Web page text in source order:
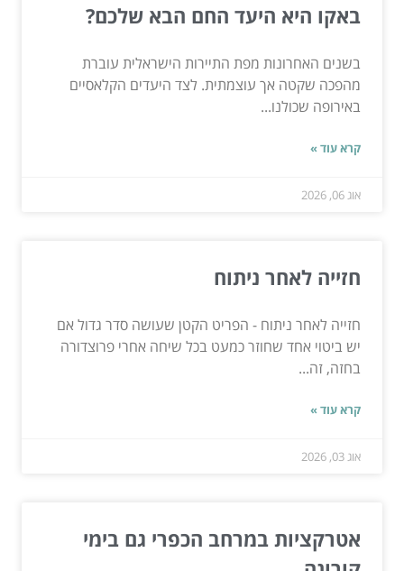
באקו היא היעד החם הבא שלכם?
בשנים האחרונות מפת התיירות הישראלית עוברת
מהפכה שקטה אך עוצמתית. לצד היעדים הקלאסיים
באירופה שכולנו...
קרא עוד »
אוג 06, 2026
חזייה לאחר ניתוח
חזייה לאחר ניתוח - הפריט הקטן שעושה סדר גדול אם
יש ביטוי אחד שחוזר כמעט בכל שיחה אחרי פרוצדורה
בחזה, זה...
קרא עוד »
אוג 03, 2026
אטרקציות במרחב הכפרי גם בימי